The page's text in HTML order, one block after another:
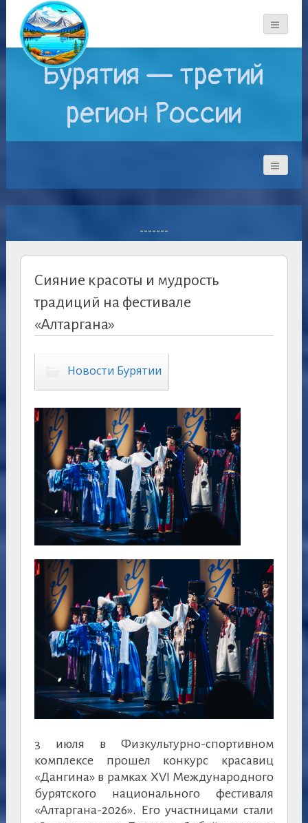
Бурятия — третий
регион России
-------
Сияние красоты и мудрость
традиций на фестивале
«Алтаргана»
Новости Бурятии
3 июля в Физкультурно-спортивном
комплексе прошел конкурс красавиц
«Дангина» в рамках XVI Международного
бурятского национального фестиваля
«Алтаргана-2026». Его участницами стали